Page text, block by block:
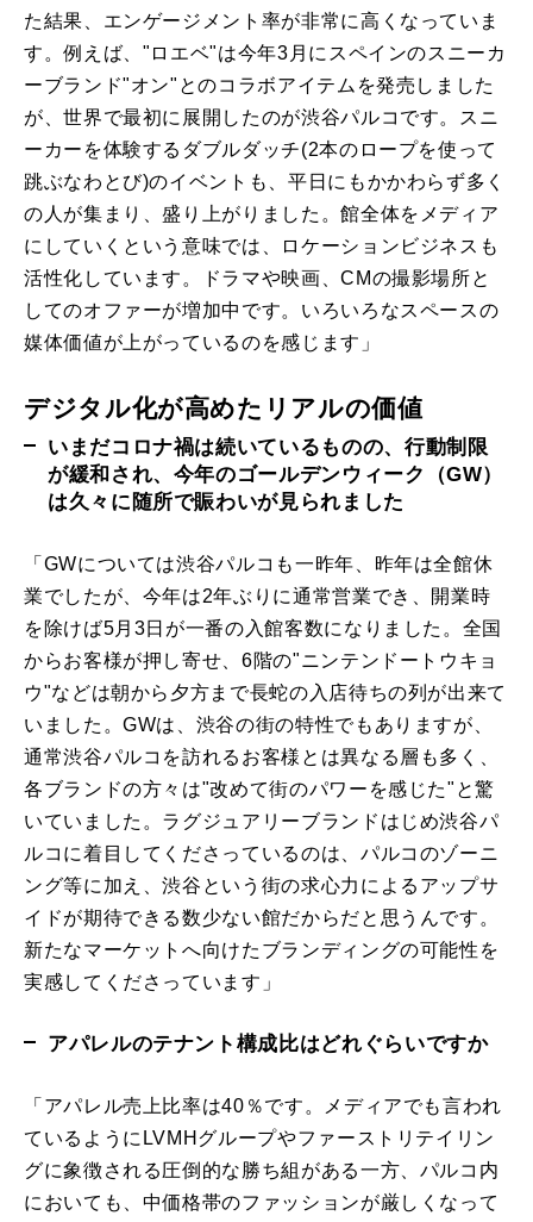
た結果、エンゲージメント率が非常に高くなっていま
す。例えば、"ロエベ"は今年3月にスペインのスニーカ
ーブランド"オン"とのコラボアイテムを発売しました
が、世界で最初に展開したのが渋谷パルコです。スニ
ーカーを体験するダブルダッチ(2本のロープを使って
跳ぶなわとび)のイベントも、平日にもかかわらず多く
の人が集まり、盛り上がりました。館全体をメディア
にしていくという意味では、ロケーションビジネスも
活性化しています。ドラマや映画、CMの撮影場所と
してのオファーが増加中です。いろいろなスペースの
媒体価値が上がっているのを感じます」
デジタル化が高めたリアルの価値
いまだコロナ禍は続いているものの、行動制限
が緩和され、今年のゴールデンウィーク（GW）
は久々に随所で賑わいが見られました
「GWについては渋谷パルコも一昨年、昨年は全館休
業でしたが、今年は2年ぶりに通常営業でき、開業時
を除けば5月3日が一番の入館客数になりました。全国
からお客様が押し寄せ、6階の"ニンテンドートウキョ
ウ"などは朝から夕方まで長蛇の入店待ちの列が出来て
いました。GWは、渋谷の街の特性でもありますが、
通常渋谷パルコを訪れるお客様とは異なる層も多く、
各ブランドの方々は"改めて街のパワーを感じた"と驚
いていました。ラグジュアリーブランドはじめ渋谷パ
ルコに着目してくださっているのは、パルコのゾーニ
ング等に加え、渋谷という街の求心力によるアップサ
イドが期待できる数少ない館だからだと思うんです。
新たなマーケットへ向けたブランディングの可能性を
実感してくださっています」
アパレルのテナント構成比はどれぐらいですか
「アパレル売上比率は40％です。メディアでも言われ
ているようにLVMHグループやファーストリテイリン
グに象徴される圧倒的な勝ち組がある一方、パルコ内
においても、中価格帯のファッションが厳しくなって